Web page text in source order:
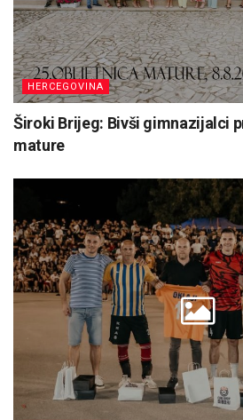
HERCEGOVINA
Široki Brijeg: Bivši gimnazijalci
mature